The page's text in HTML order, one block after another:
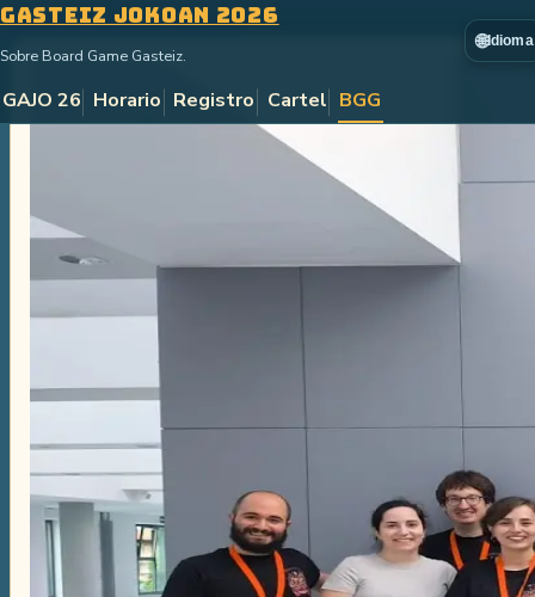
Saltar al contenido principal
Gasteiz Jokoan 2026
Sobre Board Game Gasteiz.
🌐Idioma
GAJO 26 Horario Registro Cartel BGG